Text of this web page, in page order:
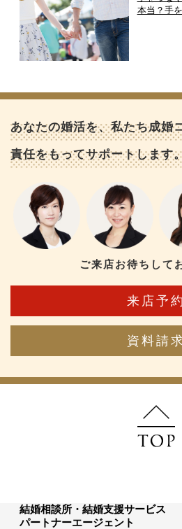
本当？手
あなたの婚活を、私たち成婚
責任をもってサポートします
ご来店お待ちして
来店予約
資料請求
結婚相談所・結婚支援サービス
パートナーエージェント